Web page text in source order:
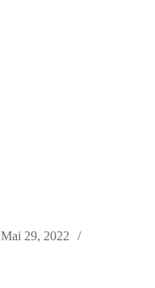
Posted
Mai 29, 2022